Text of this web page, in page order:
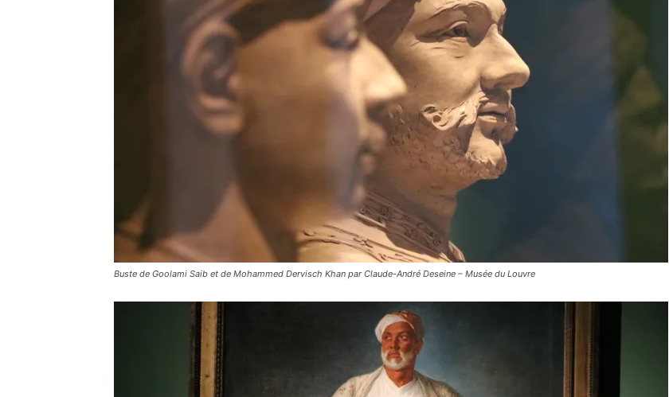
Buste de Goolami Saib et de Mohammed Dervisch Khan par Claude-André Deseine – Musée du Louvre